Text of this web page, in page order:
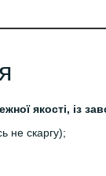
якості, із
не скаргу);